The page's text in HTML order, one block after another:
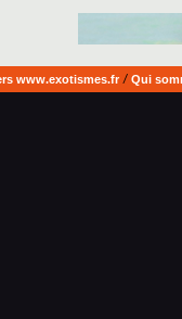
www.exotismes.fr/ Qui